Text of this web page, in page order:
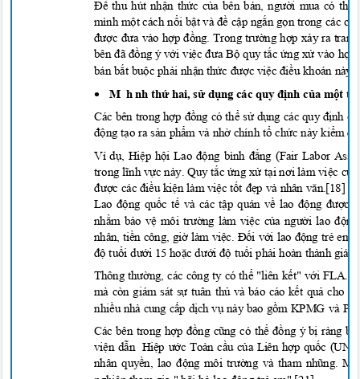
Để thu hút nhận thức của bên bán, người mua có
mình một cáchnổi bật và đề cập ngắn gọn trong các cu
được đưa vào hợp đồng. Trong trường hợp xảy ra
bên đã đồng ý với việc đưa Bộ quy tắc ứng xử vào
bán bắt buộc phải nhận thức được việc điều khoản
M h nh thứ hai, sử dụng các quy định của một
Các bên trong hợp đồng có thể sử dụng các quy định
động tạo ra sản phẩm và nhờ chính tổ chức này kiểm
Ví dụ, Hiệp hội Lao động bình đẳng (Fair Labor
trong lĩnh vực này. Quy tắcứng xửtại nơi làm việc c
được các điều kiện làm việc tốt đẹp và nhân văn.[18]
Lao động quốc tế và các tập quán về lao động
nhằm bảo vệ môi trường làm việc của người lao
nhân, tiền công, giờ làm việc. Đối với lao động trẻ
độtuổi dưới 15 hoặc dưới độ tuổi phải hoàn thành giáo
Thông thường, các công ty có thể "liên kết" với FLA.
mà còn giám sát sự tuân thủ và báo cáo kết quả cho
nhiều nhà cung cấp dịch vụ này bao gồm KPMG và
Các bên trong hợp đồng cũng có thể đồng ý bịràng bu
viện dẫn Hiệp ước Toàn cầu của Liên hợp quốc
nhân quyền, lao động môi trường và tham nhũng. Mộ